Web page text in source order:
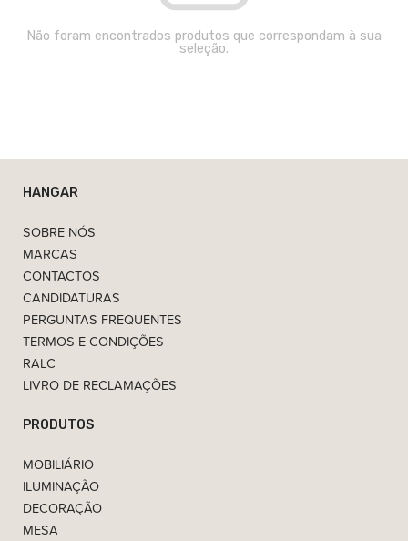
Não foram encontrados produtos que correspondam à sua
seleção.
HANGAR
SOBRE NÓS
MARCAS
CONTACTOS
CANDIDATURAS
PERGUNTAS FREQUENTES
TERMOS E CONDIÇÕES
RALC
LIVRO DE RECLAMAÇÕES
PRODUTOS
MOBILIÁRIO
ILUMINAÇÃO
DECORAÇÃO
MESA